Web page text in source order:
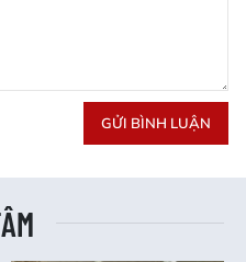
GỬI BÌNH LUẬN